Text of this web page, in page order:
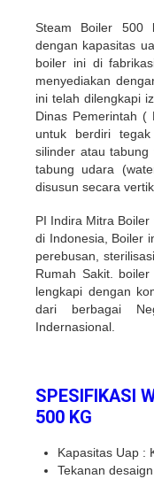
Steam Boiler 500
dengan kapasitas
boiler ini di
menyediakan
ini telah dilengkapi
Dinas Pemerintah (
untuk berdiri
silinder atau
tabung udara
disusun secara
PI Indira Mitra
di Indonesia, Boiler
perebusan,
Rumah Sakit.
lengkapi dengan
dari berbagai
Indernasional.
SPESIFIKASI
500 KG
Kapasitas Uap :
Tekanan